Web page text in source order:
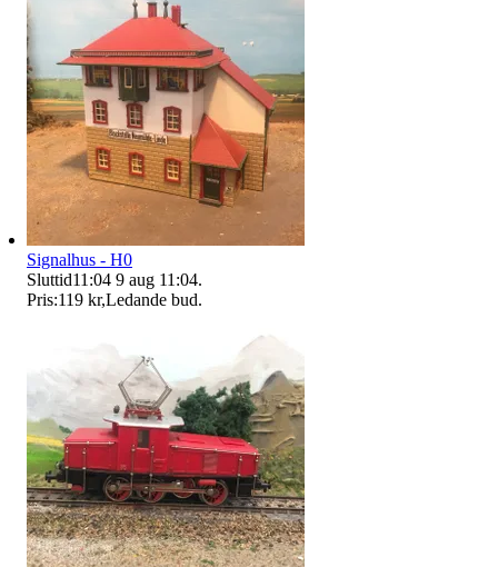
Signalhus - H0
Sluttid11:04 9 aug 11:04.
Pris:119 kr,Ledande bud.